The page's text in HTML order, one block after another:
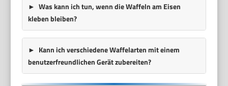
Was kann ich tun, wenn die Waffeln am Eisen
kleben bleiben?
Kann ich verschiedene Waffelarten mit einem
benutzerfreundlichen Gerät zubereiten?